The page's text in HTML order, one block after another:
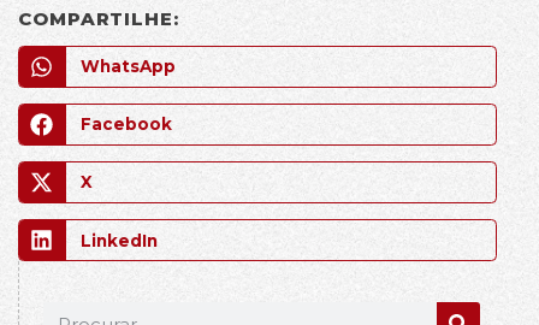
COMPARTILHE:
WhatsApp
Facebook
X
LinkedIn